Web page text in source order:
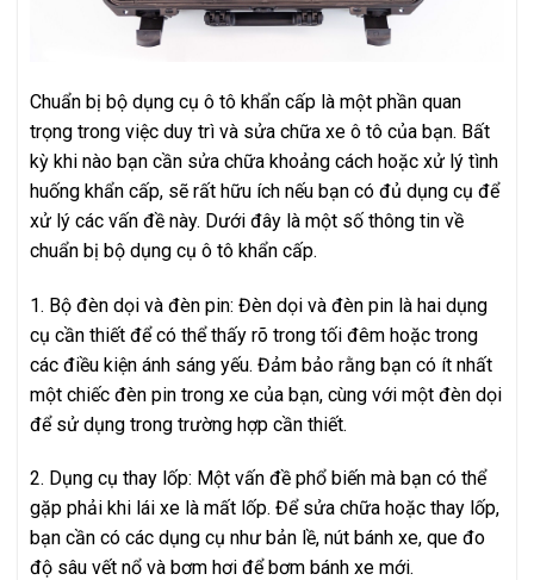
Chuẩn bị bộ dụng cụ ô tô khẩn cấp là một phần quan
trọng trong việc duy trì và sửa chữa xe ô tô của bạn. Bất
kỳ khi nào bạn cần sửa chữa khoảng cách hoặc xử lý tình
huống khẩn cấp, sẽ rất hữu ích nếu bạn có đủ dụng cụ để
xử lý các vấn đề này. Dưới đây là một số thông tin về
chuẩn bị bộ dụng cụ ô tô khẩn cấp.
1. Bộ đèn dọi và đèn pin: Đèn dọi và đèn pin là hai dụng
cụ cần thiết để có thể thấy rõ trong tối đêm hoặc trong
các điều kiện ánh sáng yếu. Đảm bảo rằng bạn có ít nhất
một chiếc đèn pin trong xe của bạn, cùng với một đèn dọi
để sử dụng trong trường hợp cần thiết.
2. Dụng cụ thay lốp: Một vấn đề phổ biến mà bạn có thể
gặp phải khi lái xe là mất lốp. Để sửa chữa hoặc thay lốp,
bạn cần có các dụng cụ như bản lề, nút bánh xe, que đo
độ sâu vết nổ và bơm hơi để bơm bánh xe mới.